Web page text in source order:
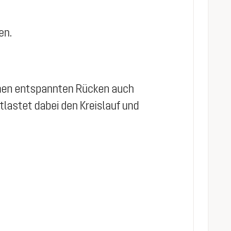
entspannten Rücken auch
dabei den Kreislauf und